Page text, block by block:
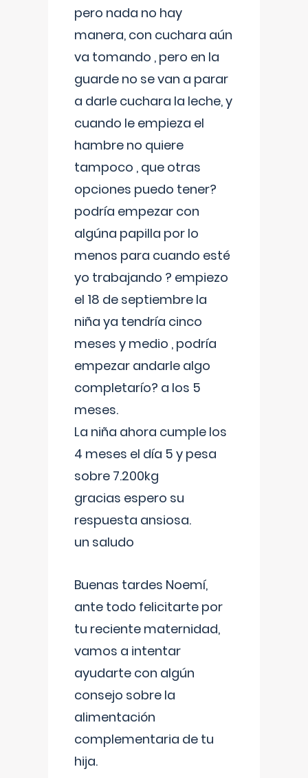
pero nada no hay
manera, con cuchara aún
va tomando , pero en la
guarde no se van a parar
a darle cuchara la leche, y
cuando le empieza el
hambre no quiere
tampoco , que otras
opciones puedo tener?
podría empezar con
algúna papilla por lo
menos para cuando esté
yo trabajando ? empiezo
el 18 de septiembre la
niña ya tendría cinco
meses y medio , podría
empezar andarle algo
completarío? a los 5
meses.
La niña ahora cumple los
4 meses el día 5 y pesa
sobre 7.200kg
gracias espero su
respuesta ansiosa.
un saludo
Buenas tardes Noemí,
ante todo felicitarte por
tu reciente maternidad,
vamos a intentar
ayudarte con algún
consejo sobre la
alimentación
complementaria de tu
hija.